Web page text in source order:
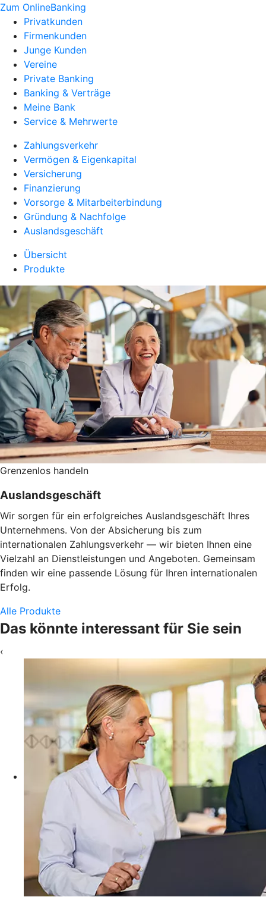
Zum OnlineBanking
Privatkunden
Firmenkunden
Junge Kunden
Vereine
Private Banking
Banking & Verträge
Meine Bank
Service & Mehrwerte
Zahlungsverkehr
Vermögen & Eigenkapital
Versicherung
Finanzierung
Vorsorge & Mitarbeiterbindung
Gründung & Nachfolge
Auslandsgeschäft
Übersicht
Produkte
Grenzenlos handeln
Auslandsgeschäft
Wir sorgen für ein erfolgreiches Auslandsgeschäft Ihres
Unternehmens. Von der Absicherung bis zum
internationalen Zahlungsverkehr — wir bieten Ihnen eine
Vielzahl an Dienstleistungen und Angeboten. Gemeinsam
finden wir eine passende Lösung für Ihren internationalen
Erfolg.
Alle Produkte
Das könnte interessant für Sie sein
‹